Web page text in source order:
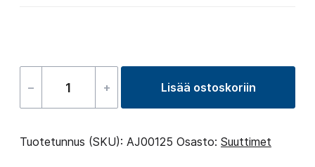
–
Air
–
+ Lisää ostoskoriin
Tuotetunnus (SKU): AJ00125 Osasto: Suuttimet